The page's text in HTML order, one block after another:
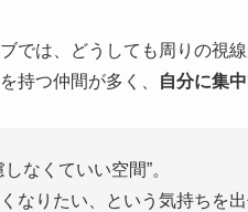
では、どうしても周りの視線
持つ仲間が多く、
自分に集
なくていい空間”。
なりたい、という気持ちを出